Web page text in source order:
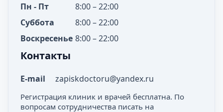
Пн - Пт
8:00 – 22:00
Суббота
8:00 – 22:00
Воскресенье 8:00 – 22:00
Контакты
E-mail zapiskdoctoru@yandex.ru
Регистрация клиник и врачей бесплатна. По
вопросам сотрудничества писать на